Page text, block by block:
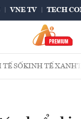
VNE TV TECH
SỐKINH TẾ XANH